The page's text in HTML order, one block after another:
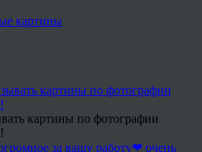
картины
картины по фотографии